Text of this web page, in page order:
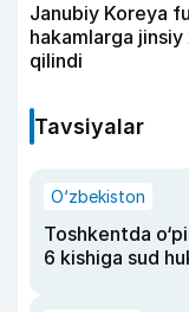
Janubiy Koreya
hakamlarga jinsiy
qilindi
Tavsiyalar
O‘zbekiston
Toshkentda
6 kishiga sud